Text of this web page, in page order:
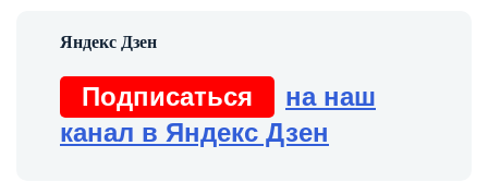
Подписаться
на наш
канал в Яндекс Дзен